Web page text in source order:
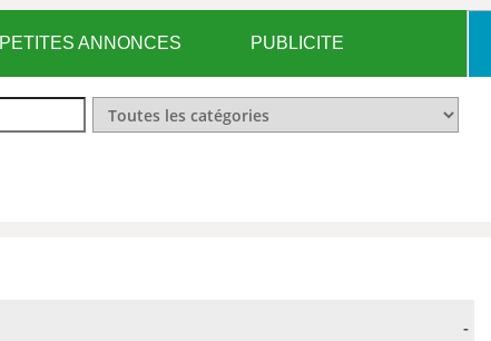
PETITES ANNONCES PUBLICITE
-